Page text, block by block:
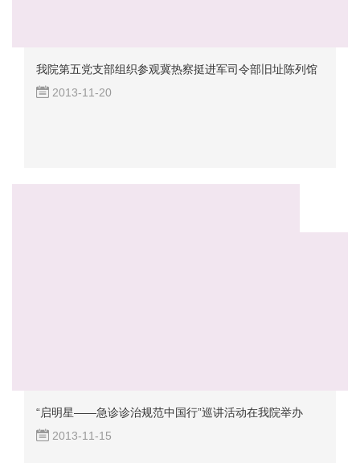
我院第五党支部组织参观冀热察挺进军司令部旧址陈列馆
2013-11-20
“启明星——急诊诊治规范中国行”巡讲活动在我院举办
2013-11-15